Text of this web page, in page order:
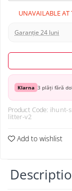
UNAVAILABLE
Garanție 24 luni
Klarna 3 plăți fără
Product Code: ihunt-
litter-v2
Add to wishlist